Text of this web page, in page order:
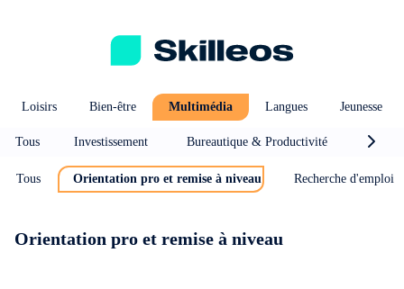
Loisirs Bien-être Multimédia Langues Jeunesse
Tous Investissement Bureautique & Productivité
Tous Orientation pro et remise à niveau Recherche d'emploi
Orientation pro et remise à niveau